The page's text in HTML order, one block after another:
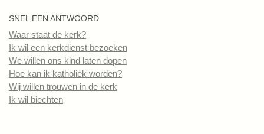
SNEL EEN ANTWOORD
Waar staat de kerk?
Ik wil een kerkdienst bezoeken
We willen ons kind laten dopen
Hoe kan ik katholiek worden?
Wij willen trouwen in de kerk
Ik wil biechten